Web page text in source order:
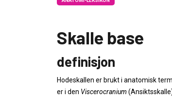
Skalle base
definisjon
Hodeskallen er brukt i anatomisk
er i den Viscerocranium